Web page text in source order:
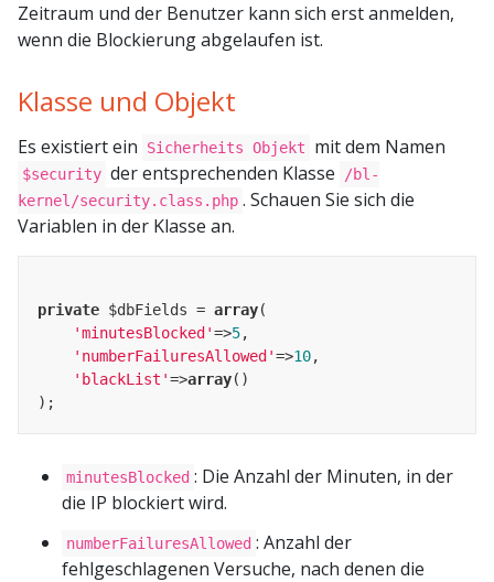
Zeitraum und der Benutzer kann sich erst anmelden,
wenn die Blockierung abgelaufen ist.
Klasse und Objekt
Es existiert ein Sicherheits Objekt mit dem Namen
$security der entsprechenden Klasse
/bl-
kernel/security.class.php . Schauen Sie sich die
Variablen in der Klasse an.
private $dbFields = array(
'minutesBlocked'=>5,
'numberFailuresAllowed'=>10,
'blackList'=>array()
minutesBlocked : Die Anzahl der Minuten, in der
die IP blockiert wird.
numberFailuresAllowed : Anzahl der
fehlgeschlagenen Versuche, nach denen die